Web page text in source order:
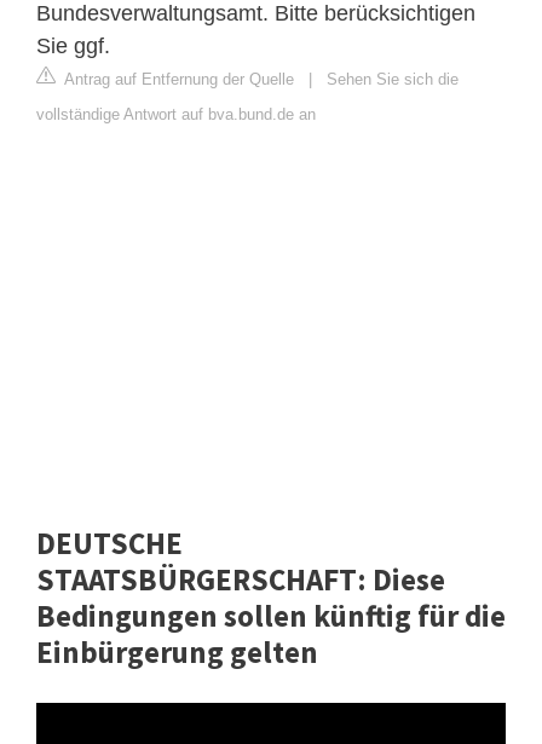
Bundesverwaltungsamt. Bitte berücksichtigen
Sie ggf.
Antrag auf Entfernung der Quelle
Sehen Sie sich die
vollständige Antwort auf bva.bund.de an
DEUTSCHE
STAATSBÜRGERSCHAFT: Diese
Bedingungen sollen künftig für die
Einbürgerung gelten